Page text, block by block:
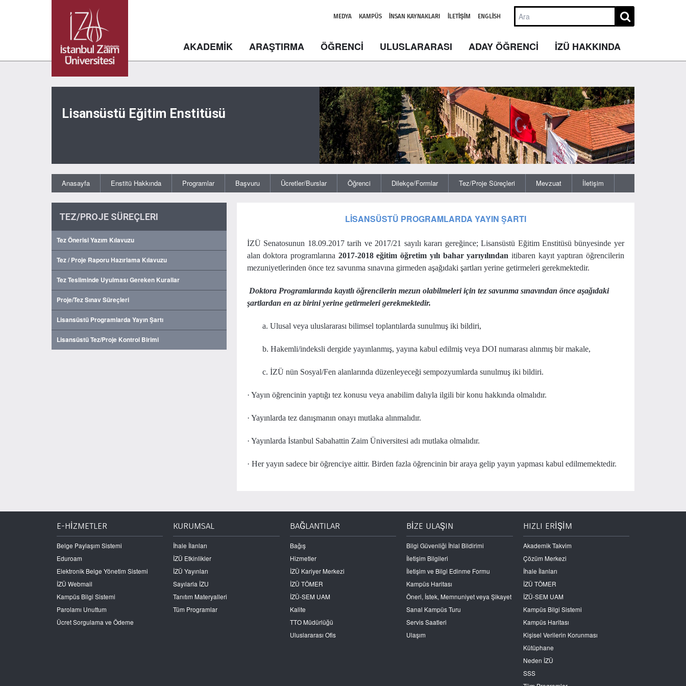
MEDYA KAMPÜS İNSAN KAYNAKLARI İLETIŞIM ENGLISH
AKADEMİK ARAŞTIRMA ÖĞRENCİ ULUSLARARASI ADAY ÖĞRENCİ İZÜ HAKKINDA
Lisansüstü Eğitim Enstitüsü
Anasayfa Enstitü Hakkında Programlar Başvuru Ücretler/Burslar Öğrenci Dilekçe/Formlar Tez/Proje Süreçleri Mevzuat İletişim
TEZ/PROJE SÜREÇLERI
Tez Önerisi Yazım Kılavuzu
Tez / Proje Raporu Hazırlama Kılavuzu
Tez Tesliminde Uyulması Gereken Kurallar
Proje/Tez Sınav Süreçleri
Lisansüstü Programlarda Yayın Şartı
Lisansüstü Tez/Proje Kontrol Birimi
LİSANSÜSTÜ PROGRAMLARDA YAYIN ŞARTI
İZÜ Senatosunun 18.09.2017 tarih ve 2017/21 sayılı kararı gereğince; Lisansüstü Eğitim Enstitüsü bünyesinde yer
alan doktora programlarına 2017-2018 eğitim öğretim yılı bahar yarıyılından itibaren kayıt yaptıran öğrencilerin
mezuniyetlerinden önce tez savunma sınavına girmeden aşağıdaki şartları yerine getirmeleri gerekmektedir.
Doktora Programlarında kayıtlı öğrencilerin mezun olabilmeleri için tez savunma sınavından önce aşağıdaki
şartlardan en az birini yerine getirmeleri gerekmektedir.
a. Ulusal veya uluslararası bilimsel toplantılarda sunulmuş iki bildiri,
b. Hakemli/indeksli dergide yayınlanmış, yayına kabul edilmiş veya DOI numarası alınmış bir makale,
c. İZÜ nün Sosyal/Fen alanlarında düzenleyeceği sempozyumlarda sunulmuş iki bildiri.
· Yayın öğrencinin yaptığı tez konusu veya anabilim dalıyla ilgili bir konu hakkında olmalıdır.
· Yayınlarda tez danışmanın onayı mutlaka alınmalıdır.
· Yayınlarda İstanbul Sabahattin Zaim Üniversitesi adı mutlaka olmalıdır.
· Her yayın sadece bir öğrenciye aittir. Birden fazla öğrencinin bir araya gelip yayın yapması kabul edilmemektedir.
E-HİZMETLER
Belge Paylaşım Sistemi
Eduroam
Elektronik Belge Yönetim Sistemi
İZÜ Webmail
Kampüs Bilgi Sistemi
Parolamı Unuttum
Ücret Sorgulama ve Ödeme
KURUMSAL
İhale İlanları
İZÜ Etkinlikler
İZÜ Yayınları
Sayılarla İZU
Tanıtım Materyalleri
Tüm Programlar
BAĞLANTILAR
Bağış
Hizmetler
İZÜ Kariyer Merkezi
İZÜ TÖMER
İZÜ-SEM UAM
Kalite
TTO Müdürlüğü
Uluslararası Ofis
BİZE ULAŞIN
Bilgi Güvenliği İhlal Bildirimi
İletişim Bilgileri
İletişim ve Bilgi Edinme Formu
Kampüs Haritası
Öneri, İstek, Memnuniyet veya Şikayet
Sanal Kampüs Turu
Servis Saatleri
Ulaşım
HIZLI ERİŞİM
Akademik Takvim
Çözüm Merkezi
İhale İlanları
İZÜ TÖMER
İZÜ-SEM UAM
Kampüs Bilgi Sistemi
Kampüs Haritası
Kişisel Verilerin Korunması
Kütüphane
Neden İZÜ
SSS